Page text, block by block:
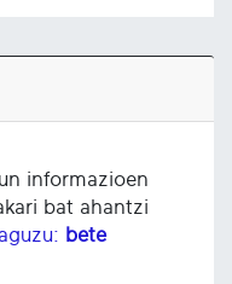
informazioen
bat ahantzi
bete